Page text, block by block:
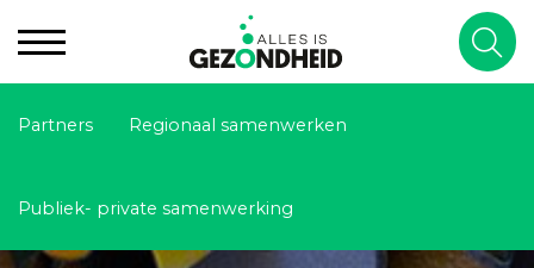
Partners Regionaal samenwerken
Publiek- private samenwerking